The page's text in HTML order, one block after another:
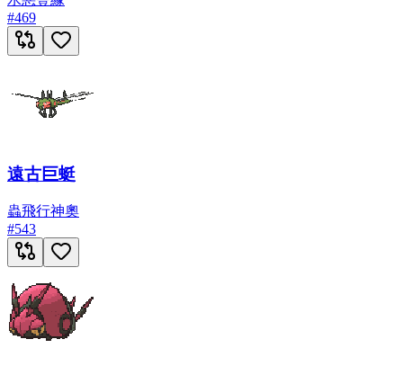
#469
遠古巨蜓
蟲飛行神奧
#543